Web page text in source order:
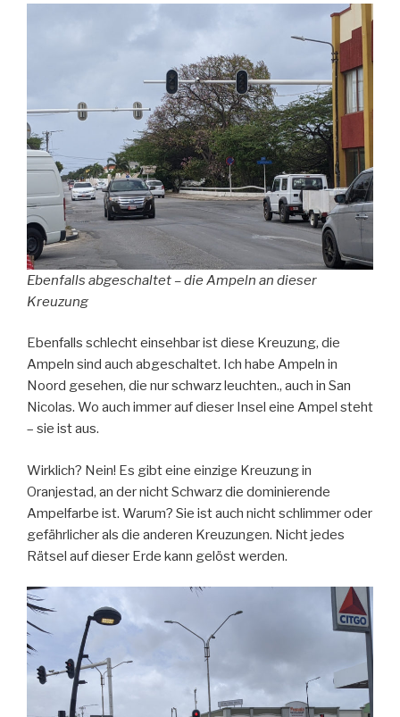
Ebenfalls abgeschaltet – die Ampeln an dieser
Kreuzung
Ebenfalls schlecht einsehbar ist diese Kreuzung, die
Ampeln sind auch abgeschaltet. Ich habe Ampeln in
Noord gesehen, die nur schwarz leuchten., auch in San
Nicolas. Wo auch immer auf dieser Insel eine Ampel steht
– sie ist aus.
Wirklich? Nein! Es gibt eine einzige Kreuzung in
Oranjestad, an der nicht Schwarz die dominierende
Ampelfarbe ist. Warum? Sie ist auch nicht schlimmer oder
gefährlicher als die anderen Kreuzungen. Nicht jedes
Rätsel auf dieser Erde kann gelöst werden.